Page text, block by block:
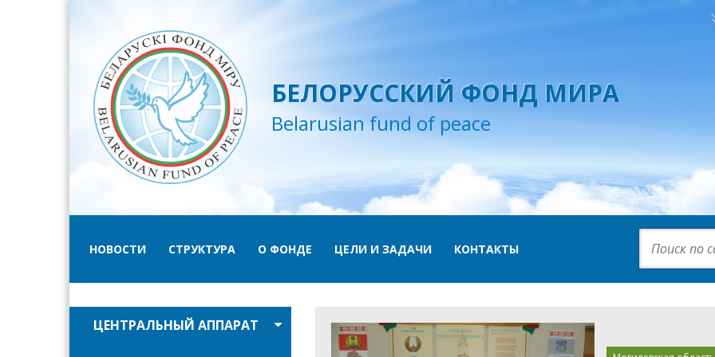
БЕЛОРУССКИЙ ФОНД МИРА
Belarusian fund of peace
НОВОСТИ СТРУКТУРА О ФОНДЕ ЦЕЛИ И ЗАДАЧИ КОНТАКТЫ
ЦЕНТРАЛЬНЫЙ АППАРАТ